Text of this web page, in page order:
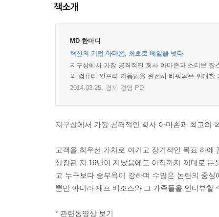
책소개
MD 한마디
혁신의 기업 아마존, 최초로 베일을 벗다
지구상에서 가장 공격적인 회사 아마존과 스티브
의 컴퓨터 인프라 가동법을 완전히 바꿔놓은 위대
2014.03.25. 경제 경영 PD
지구상에서 가장 공격적인 회사 아마존과 최고의
고객을 최우선 가치로 여기고 장기적인 목표 하
상장된 지 16년이 지났음에도 아직까지 제대로
고 누구보다 승부욕이 강하며 수많은 논란의 중
뿐만 아니라 제프 베조스와 그 가족들을 인터뷰할
* 관련동영상 보기